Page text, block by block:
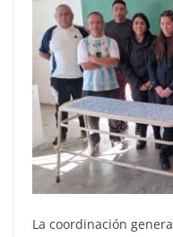
La coordinación